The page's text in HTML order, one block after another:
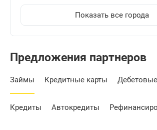
Показать все города
Предложения партнеров
Займы Кредитные карты
Кредиты Автокредиты